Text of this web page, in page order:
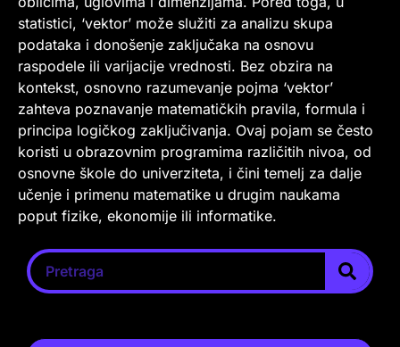
statistici, ‘vektor’ može služiti za analizu skupa
podataka i donošenje zaključaka na osnovu
raspodele ili varijacije vrednosti. Bez obzira na
kontekst, osnovno razumevanje pojma ‘vektor’
zahteva poznavanje matematičkih pravila, formula i
principa logičkog zaključivanja. Ovaj pojam se često
koristi u obrazovnim programima različitih nivoa, od
osnovne škole do univerziteta, i čini temelj za dalje
učenje i primenu matematike u drugim naukama
poput fizike, ekonomije ili informatike.